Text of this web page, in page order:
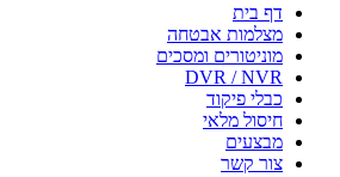
דף בית
מצלמות אבטחה
מוניטורים ומסכים
DVR / NVR
כבלי פיקוד
חיסול מלאי
מבצעים
צור קשר